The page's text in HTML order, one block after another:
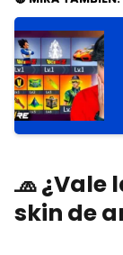
🧢¿Vale
skin de